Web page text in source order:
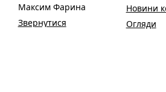
Максим Фарина
Звернутися
Новини
Огляди